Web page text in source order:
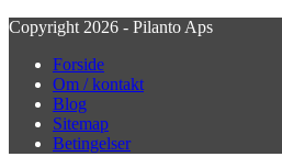
Copyright 2026 - Pilanto Aps
Forside
Om / kontakt
Blog
Sitemap
Betingelser